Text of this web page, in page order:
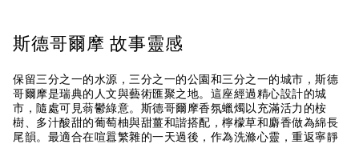
斯德哥爾摩 故事靈感
保留三分之一的水源，三分之一的公園和三分之一的城市，斯德
哥爾摩是瑞典的人文與藝術匯聚之地。這座經過精心設計的城
市，隨處可見蓊鬱綠意。斯德哥爾摩香氛蠟燭以充滿活力的桉
樹、多汁酸甜的葡萄柚與甜薑和諧搭配，檸檬草和麝香做為綿長
尾韻。最適合在喧囂繁雜的一天過後，作為洗滌心靈，重返寧靜